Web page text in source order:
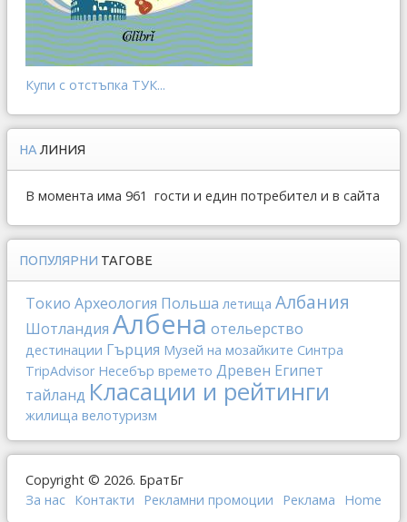
Купи с отстъпка ТУК...
НА ЛИНИЯ
В момента има 961 гости и един потребител и в сайта
ПОПУЛЯРНИ ТАГОВЕ
Токио Археология Польша летища Албания
Шотландия Албена отельерство
дестинации Гърция Музей на мозайките Синтра
TripAdvisor Несебър времето Древен Египет
тайланд Класации и рейтинги
жилища велотуризм
Copyright © 2026. БратБг
За нас Контакти Рекламни промоции Реклама Home